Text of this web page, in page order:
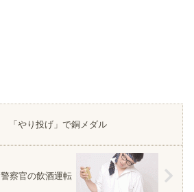
「やり投げ」で銅メダル
警察官の飲酒運転